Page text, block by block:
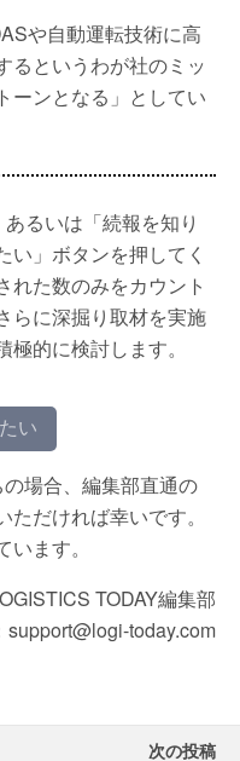
や自動運転技術に高
るというわが社のミッ
ーンとなる」としてい
るいは「続報を知り
い」ボタンを押してく
れた数のみをカウント
らに深掘り取材を実施
的に検討します。
い
場合、編集部直通の
だければ幸いです。
ます。
TODAY編集部
support@logi-today.com
次の投稿